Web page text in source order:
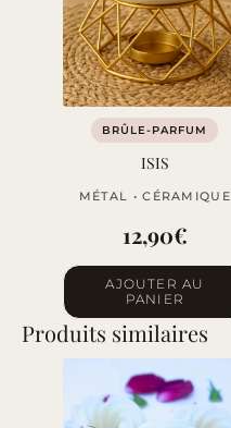
BRÛLE-PARFUM
ISIS
MÉTAL • CÉRAMIQUE
12,90€
AJOUTER AU
PANIER
Produits similaires